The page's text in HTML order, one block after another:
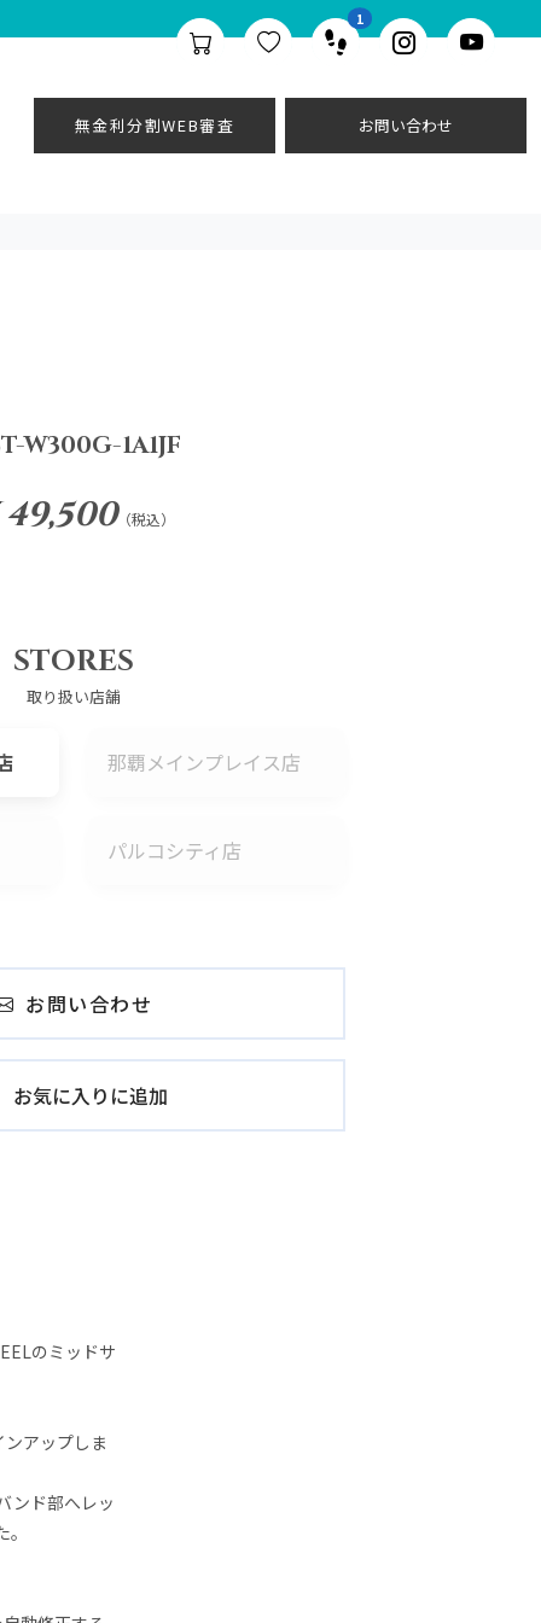
1
無金利分割WEB審査 お問い合わせ
W300G-1A1JF
（税込）
STORES
取り扱い店舗
那覇メインプレイス店
パルコシティ店
お問い合わせ
お気に入りに追加
のミッドサ
アップしま
ンド部へレッ